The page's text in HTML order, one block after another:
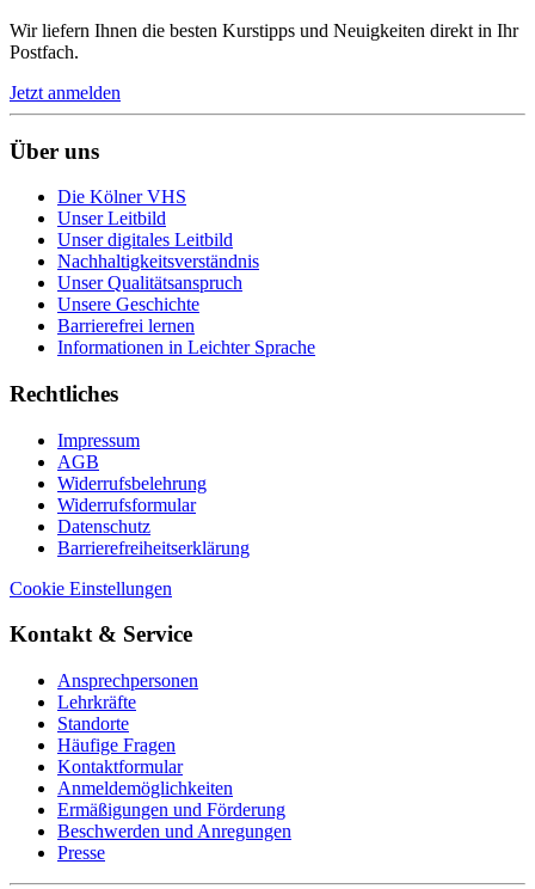
Wir liefern Ihnen die besten Kurstipps und Neuigkeiten direkt in Ihr
Postfach.
Jetzt anmelden
Über uns
Die Kölner VHS
Unser Leitbild
Unser digitales Leitbild
Nachhaltigkeitsverständnis
Unser Qualitätsanspruch
Unsere Geschichte
Barrierefrei lernen
Informationen in Leichter Sprache
Rechtliches
Impressum
AGB
Widerrufsbelehrung
Widerrufsformular
Datenschutz
Barrierefreiheitserklärung
Cookie Einstellungen
Kontakt & Service
Ansprechpersonen
Lehrkräfte
Standorte
Häufige Fragen
Kontaktformular
Anmeldemöglichkeiten
Ermäßigungen und Förderung
Beschwerden und Anregungen
Presse